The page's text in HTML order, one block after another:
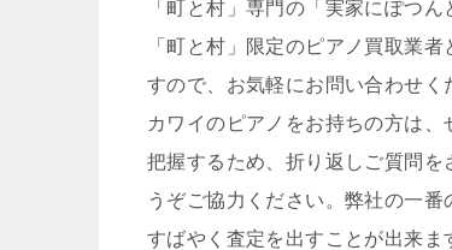
「町と村」専門の「実家にぽつ
「町と村」限定のピアノ買取業
すので、お気軽にお問い合わせく
カワイのピアノをお持ちの方は
把握するため、折り返しご質問
うぞご協力ください。弊社の一
すばやく査定を出すことが出来ま